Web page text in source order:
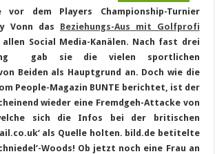
vor dem Players Championship-Turnier
Vonn das Beziehungs-Aus mit Golfprofi
allen Social Media-Kanälen. Nach fast drei
gab sie die vielen sportlichen
Beiden als Hauptgrund an. Doch wie die
People-Magazin BUNTE berichtet, ist der
wieder eine Fremdgeh-Attacke von
sich die Infos bei der britischen
als Quelle holten. bild.de betitelte
Woods! Ob jetzt noch eine Frau an